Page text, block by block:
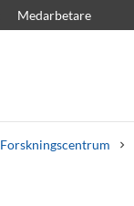
Medarbetare
Forskningscentrum